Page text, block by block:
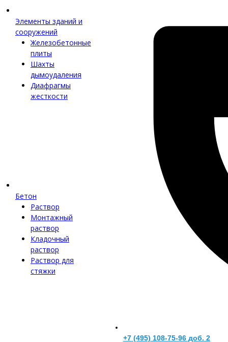
Элементы зданий и
сооружений
Железобетонные
плиты
Шахты
дымоудаления
Диафрагмы
жесткости
Бетон
Раствор
Монтажный
раствор
Кладочный
раствор
Раствор для
стяжки
+7 (495) 108-75-96 доб. 2